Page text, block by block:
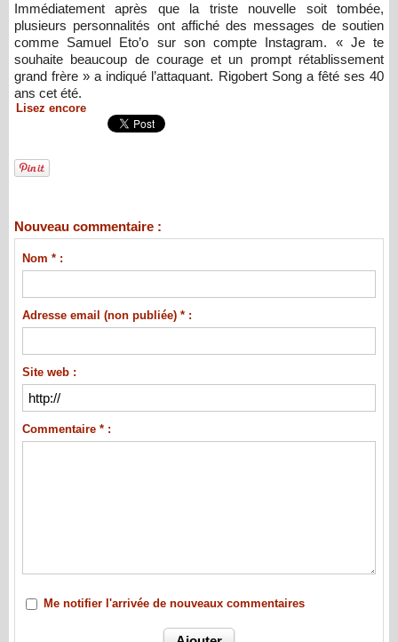
Immédiatement après que la triste nouvelle soit tombée,
plusieurs personnalités ont affiché des messages de soutien
comme Samuel Eto’o sur son compte Instagram. « Je te
souhaite beaucoup de courage et un prompt rétablissement
grand frère » a indiqué l’attaquant. Rigobert Song a fêté ses 40
ans cet été.
Lisez encore
Nouveau commentaire :
Nom * :
Adresse email (non publiée) * :
Site web :
Commentaire * :
Me notifier l'arrivée de nouveaux commentaires